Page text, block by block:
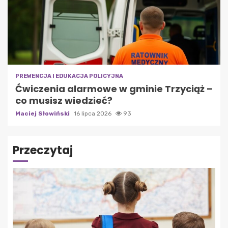
PREWENCJA I EDUKACJA POLICYJNA
Ćwiczenia alarmowe w gminie Trzyciąż –
co musisz wiedzieć?
Maciej Słowiński 16 lipca 2026 93
Przeczytaj